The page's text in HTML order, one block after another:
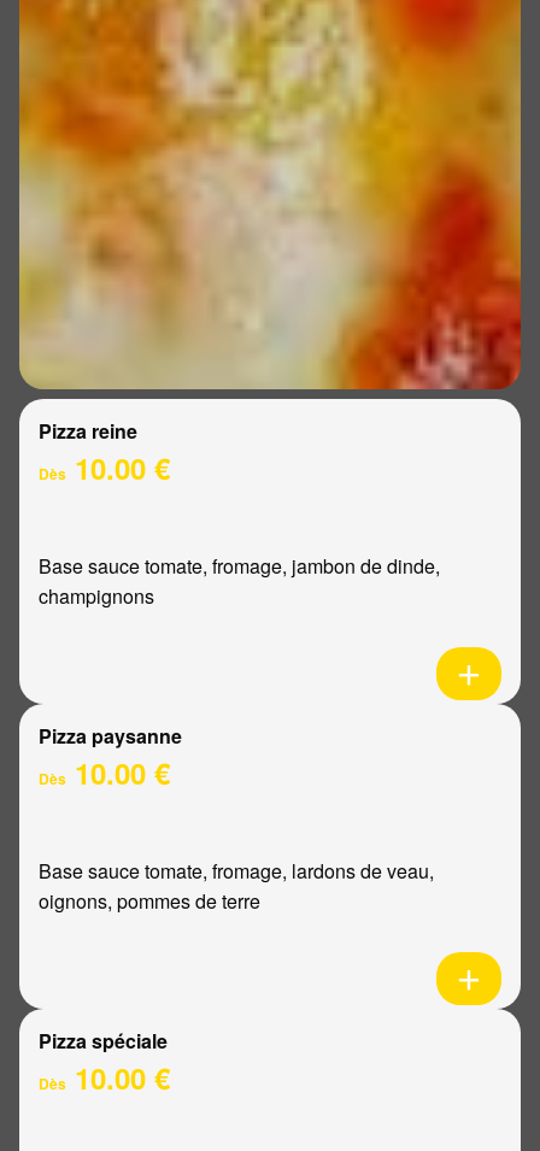
Pizza reine
Dès 10.00 €
Base sauce tomate, fromage, jambon de dinde,
champignons
Pizza paysanne
Dès 10.00 €
Base sauce tomate, fromage, lardons de veau,
oignons, pommes de terre
Pizza spéciale
Dès 10.00 €